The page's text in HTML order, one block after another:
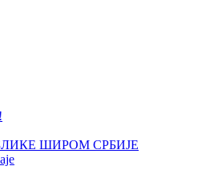
ШИРОМ СРБИЈЕ